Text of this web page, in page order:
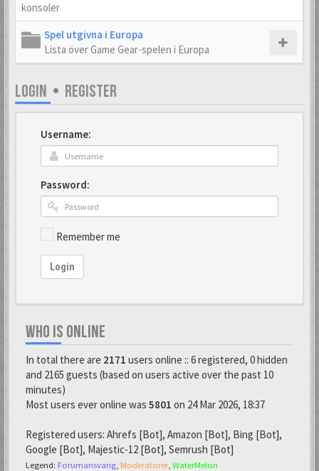
konsoler
Spel utgivna i Europa
Lista över Game Gear-spelen i Europa
LOGIN • REGISTER
Username:
Password:
Remember me
Login
WHO IS ONLINE
In total there are 2171 users online :: 6 registered, 0 hidden
and 2165 guests (based on users active over the past 10
minutes)
Most users ever online was 5801 on 24 Mar 2026, 18:37
Registered users: Ahrefs [Bot], Amazon [Bot], Bing [Bot],
Google [Bot], Majestic-12 [Bot], Semrush [Bot]
Legend: Forumansvarig Moderatorer, WaterMelon